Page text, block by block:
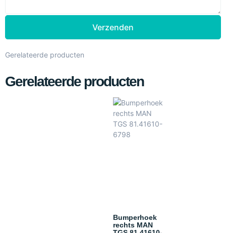
Verzenden
Gerelateerde producten
Gerelateerde producten
Bumperhoek
rechts MAN